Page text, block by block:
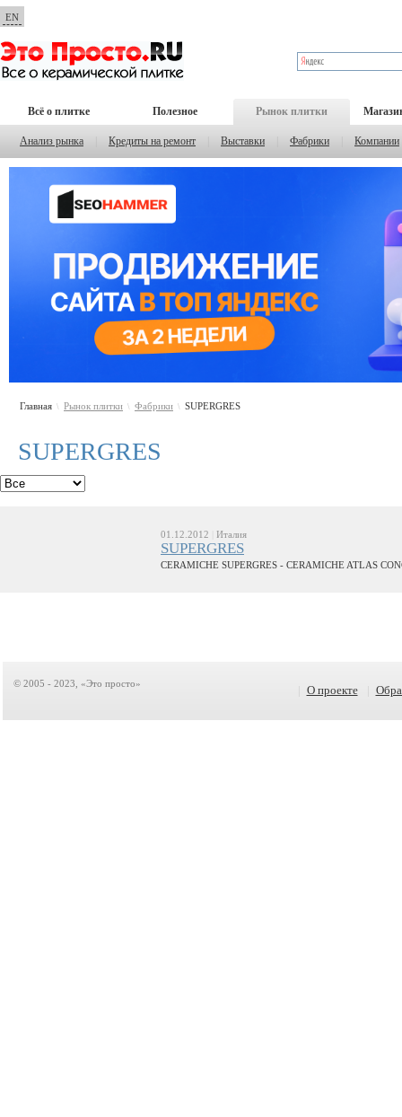
EN
Всё о плитке Полезное Рынок плитки
Анализ рынка Кредиты на ремонт Выставки Фабрики Компании
Главная \ Рынок плитки \ Фабрики \ SUPERGRES
SUPERGRES
01.12.2012 Италия
SUPERGRES
CERAMICHE SUPERGRES - CERAMICHE ATLAS
© 2005 - 2023, «Это просто» О проекте